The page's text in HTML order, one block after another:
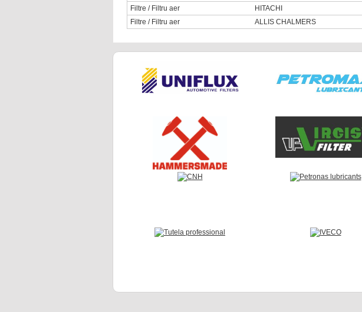
Filtre / Filtru aer
HITACHI
Filtre / Filtru aer
ALLIS CHALMERS